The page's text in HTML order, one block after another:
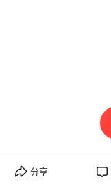
分享